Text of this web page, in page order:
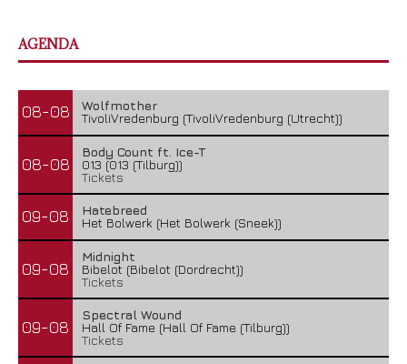
AGENDA
08-08
Wolfmother
TivoliVredenburg (TivoliVredenburg (Utrecht))
08-08
Body Count ft. Ice-T
013 (013 (Tilburg))
Tickets
09-08
Hatebreed
Het Bolwerk (Het Bolwerk (Sneek))
09-08
Midnight
Bibelot (Bibelot (Dordrecht))
Tickets
09-08
Spectral Wound
Hall Of Fame (Hall Of Fame (Tilburg))
Tickets